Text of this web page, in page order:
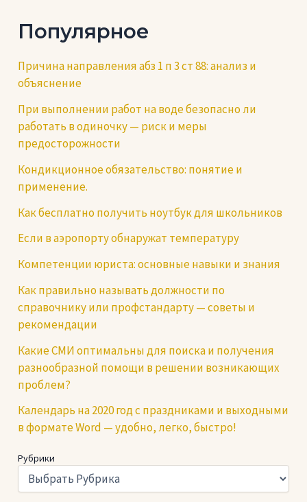
Популярное
Причина направления абз 1 п 3 ст 88: анализ и
объяснение
При выполнении работ на воде безопасно ли
работать в одиночку — риск и меры
предосторожности
Кондикционное обязательство: понятие и
применение.
Как бесплатно получить ноутбук для школьников
Если в аэропорту обнаружат температуру
Компетенции юриста: основные навыки и знания
Как правильно называть должности по
справочнику или профстандарту — советы и
рекомендации
Какие СМИ оптимальны для поиска и получения
разнообразной помощи в решении возникающих
проблем?
Календарь на 2020 год с праздниками и выходными
в формате Word — удобно, легко, быстро!
Рубрики